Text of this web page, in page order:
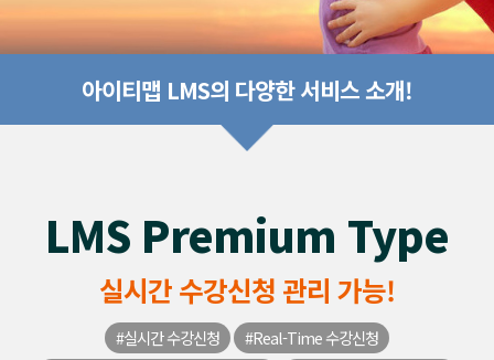
아이티맵 LMS의 다양한 서비스 소개!
LMS Premium Type
실시간 수강신청 관리 가능!
#실시간 수강신청
#Real-Time 수강신청